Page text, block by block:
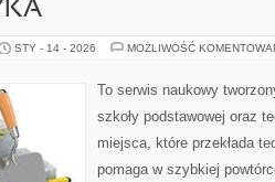
STY - 14 - 2026 MOŻLIWOŚĆ
To serwis naukowy
szkoły podstawowej oraz
miejsca, które przekłada
pomaga w szybkiej